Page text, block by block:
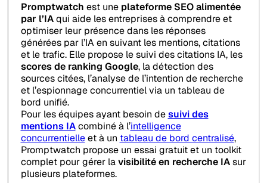
Promptwatch est une plateforme SEO alimentée
par l’IAqui aide les entreprises à comprendre et
optimiser leur présence dans les réponses
générées par l’IA en suivant les mentions, citations
et le trafic. Elle propose le suivi des citations IA, les
scores de ranking Google, la détection des
sources citées, l’analyse de l’intention de recherche
et l’espionnage concurrentiel via un tableau de
bord unifié.
Pour les équipes ayant besoin desuivi des
mentions IAcombiné à l’intelligence
concurrentielleet à un tableau de bord centralisé,
Promptwatch propose un essai gratuit et un toolkit
complet pour gérer lavisibilité en recherche IAsur
plusieurs plateformes.